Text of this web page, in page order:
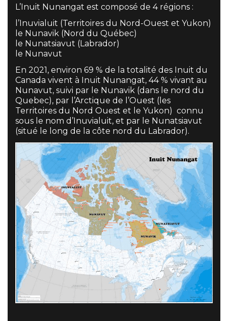
L’Inuit Nunangat est composé de 4 régions :
l’Inuvialuit (Territoires du Nord-Ouest et Yukon)
le Nunavik (Nord du Québec)
le Nunatsiavut (Labrador)
le Nunavut
En 2021, environ 69 % de la totalité des Inuit du
Canada vivent à Inuit Nunangat, 44 % vivant au
Nunavut, suivi par le Nunavik (dans le nord du
Quebec), par l’Arctique de l’Ouest (les
Territoires du Nord Ouest et le Yukon) connu
sous le nom d’Inuvialuit, et par le Nunatsiavut
(situé le long de la côte nord du Labrador).